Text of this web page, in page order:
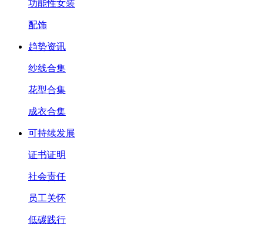
功能性女装
配饰
趋势资讯
纱线合集
花型合集
成衣合集
可持续发展
证书证明
社会责任
员工关怀
低碳践行